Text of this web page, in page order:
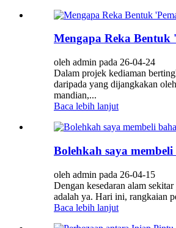
Mengapa Reka
oleh admin pada 26-04-24
Dalam projek kediaman
daripada yang dijangkakan
mandian,...
Baca lebih lanjut
Bolehkah saya
oleh admin pada 26-04-15
Dengan kesedaran alam
adalah ya. Hari ini, rangkaian
Baca lebih lanjut